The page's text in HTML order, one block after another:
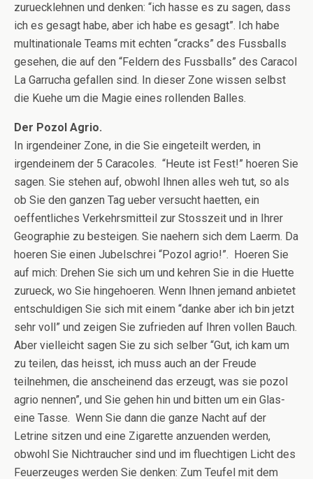
zuruecklehnen und denken: “ich hasse es zu sagen, dass
ich es gesagt habe, aber ich habe es gesagt”. Ich habe
multinationale Teams mit echten “cracks” des Fussballs
gesehen, die auf den “Feldern des Fussballs” des Caracol
La Garrucha gefallen sind. In dieser Zone wissen selbst
die Kuehe um die Magie eines rollenden Balles.
Der Pozol Agrio.
In irgendeiner Zone, in die Sie eingeteilt werden, in
irgendeinem der 5 Caracoles. “Heute ist Fest!” hoeren Sie
sagen. Sie stehen auf, obwohl Ihnen alles weh tut, so als
ob Sie den ganzen Tag ueber versucht haetten, ein
oeffentliches Verkehrsmitteil zur Stosszeit und in Ihrer
Geographie zu besteigen. Sie naehern sich dem Laerm. Da
hoeren Sie einen Jubelschrei “Pozol agrio!”. Hoeren Sie
auf mich: Drehen Sie sich um und kehren Sie in die Huette
zurueck, wo Sie hingehoeren. Wenn Ihnen jemand anbietet
entschuldigen Sie sich mit einem “danke aber ich bin jetzt
sehr voll” und zeigen Sie zufrieden auf Ihren vollen Bauch.
Aber vielleicht sagen Sie zu sich selber “Gut, ich kam um
zu teilen, das heisst, ich muss auch an der Freude
teilnehmen, die anscheinend das erzeugt, was sie pozol
agrio nennen”, und Sie gehen hin und bitten um ein Glas-
eine Tasse. Wenn Sie dann die ganze Nacht auf der
Letrine sitzen und eine Zigarette anzuenden werden,
obwohl Sie Nichtraucher sind und im fluechtigen Licht des
Feuerzeuges werden Sie denken: Zum Teufel mit dem